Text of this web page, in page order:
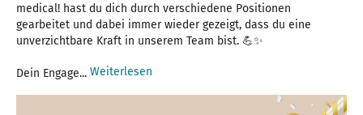
medical! hast du dich durch verschiedene Positionen
gearbeitet und dabei immer wieder gezeigt, dass du eine
unverzichtbare Kraft in unserem Team bist. 💪✨
Dein Engage... Weiterlesen